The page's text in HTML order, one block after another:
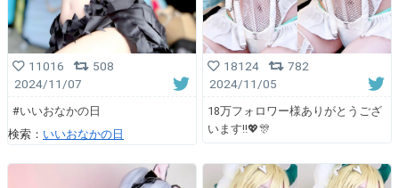
11016
508
2024/11/07
#いいおなかの日
検索： いいおなかの日
18124
782
2024/11/05
18万フォロワー様ありがとうござ
います‼︎💖🎊